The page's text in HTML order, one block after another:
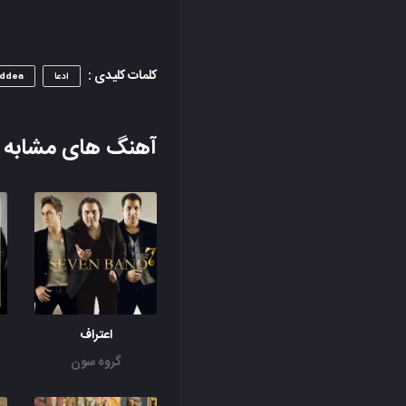
کلمات کلیدی : ادعا
آهنگ های مشابه
اعتراف
گروه سون